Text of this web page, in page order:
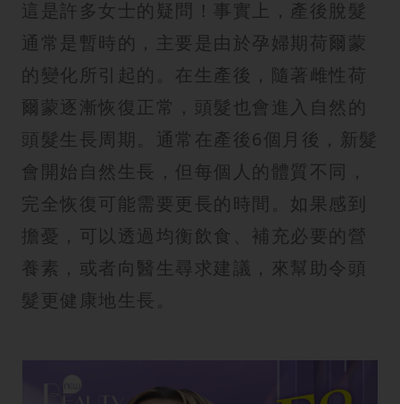
這是許多女士的疑問！事實上，產後脫髮
通常是暫時的，主要是由於孕婦期荷爾蒙
的變化所引起的。在生產後，隨著雌性荷
爾蒙逐漸恢復正常，頭髮也會進入自然的
頭髮生長周期。通常在產後6個月後，新髮
會開始自然生長，但每個人的體質不同，
完全恢復可能需要更長的時間。如果感到
擔憂，可以透過均衡飲食、補充必要的營
養素，或者向醫生尋求建議，來幫助令頭
髮更健康地生長。